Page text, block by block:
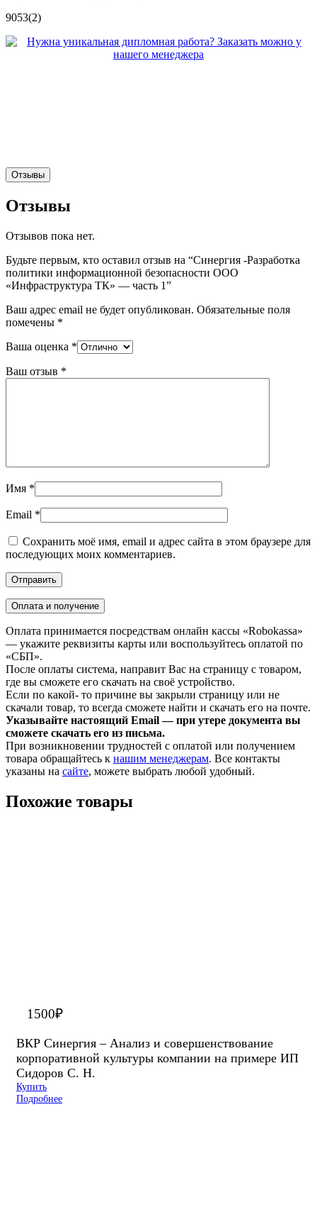
9053(2)
Отзывы
Отзывы
Отзывов пока нет.
Будьте первым, кто оставил отзыв на “Синергия -Разработка
политики информационной безопасности ООО
«Инфраструктура ТК» — часть 1”
Ваш адрес email не будет опубликован. Обязательные поля
помечены *
Ваша оценка *
Ваш отзыв *
Имя *
Email *
Сохранить моё имя, email и адрес сайта в этом браузере для
последующих моих комментариев.
Оплата и получение
Оплата принимается посредствам онлайн кассы «Robokassa»
— укажите реквизиты карты или воспользуйтесь оплатой по
«СБП».
После оплаты система, направит Вас на страницу с товаром,
где вы сможете его скачать на своё устройство.
Если по какой- то причине вы закрыли страницу или не
скачали товар, то всегда сможете найти и скачать его на почте.
Указывайте настоящий Email — при утере документа вы
сможете скачать его из письма.
При возникновении трудностей с оплатой или получением
товара обращайтесь к нашим менеджерам. Все контакты
указаны на сайте, можете выбрать любой удобный.
Похожие товары
1500₽
ВКР Синергия – Анализ и совершенствование
корпоративной культуры компании на примере ИП
Сидоров С. Н.
Купить
Подробнее